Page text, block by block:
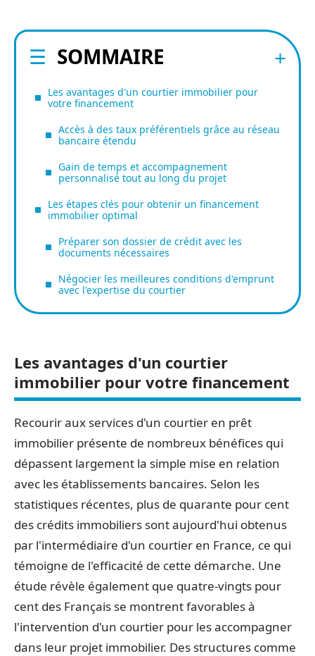
SOMMAIRE
Les avantages d'un courtier immobilier pour
votre financement
Accès à des taux préférentiels grâce au réseau
bancaire étendu
Gain de temps et accompagnement
personnalisé tout au long du projet
Les étapes clés pour obtenir un financement
immobilier optimal
Préparer son dossier de crédit avec les
documents nécessaires
Négocier les meilleures conditions d'emprunt
avec l'expertise du courtier
Les avantages d'un courtier
immobilier pour votre financement
Recourir aux services d'un courtier en prêt
immobilier présente de nombreux bénéfices qui
dépassent largement la simple mise en relation
avec les établissements bancaires. Selon les
statistiques récentes, plus de quarante pour cent
des crédits immobiliers sont aujourd'hui obtenus
par l'intermédiaire d'un courtier en France, ce qui
témoigne de l'efficacité de cette démarche. Une
étude révèle également que quatre-vingts pour
cent des Français se montrent favorables à
l'intervention d'un courtier pour les accompagner
dans leur projet immobilier. Des structures comme